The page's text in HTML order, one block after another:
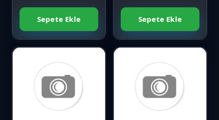
Sepete Ekle Sepete Ekle
Favori
Karşılaştır
Favori
Karşılaştır